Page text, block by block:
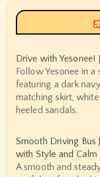
Drive with Yesonee!
Follow Yesonee in
featuring a dark
matching skirt,
heeled sandals.
Smooth Driving Bus
with Style and Calm
A smooth and